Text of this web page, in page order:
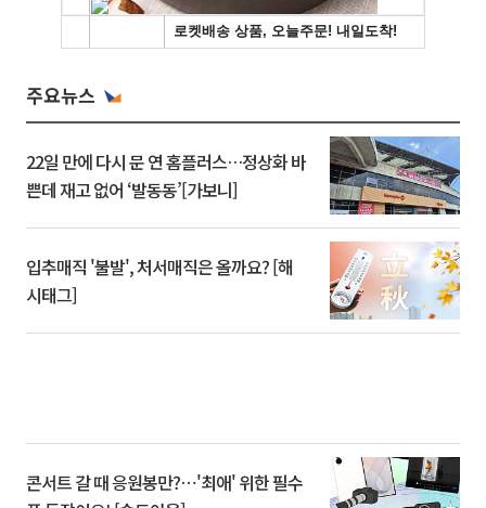
주요뉴스
22일 만에 다시 문 연 홈플러스…정상화 바
쁜데 재고 없어 ‘발동동’[가보니]
입추매직 '불발', 처서매직은 올까요? [해
시태그]
콘서트 갈 때 응원봉만?⋯'최애' 위한 필수